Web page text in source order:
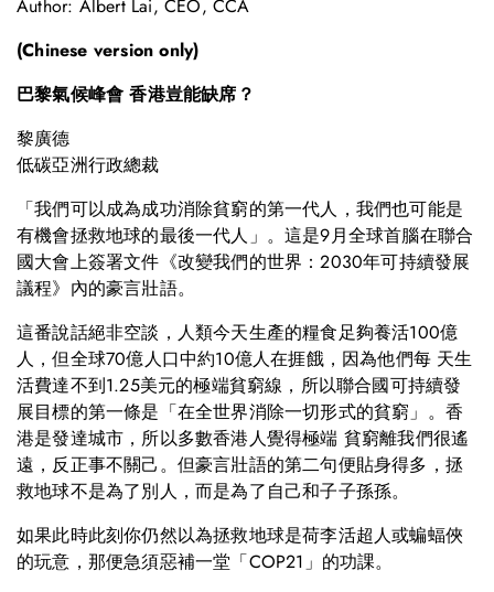
Author: Albert Lai, CEO, CCA
(Chinese version only)
巴黎氣候峰會 香港豈能缺席？
黎廣德
低碳亞洲行政總裁
「我們可以成為成功消除貧窮的第一代人，我們也可能是
有機會拯救地球的最後一代人」。這是9月全球首腦在聯合
國大會上簽署文件《改變我們的世界：2030年可持續發展
議程》內的豪言壯語。
這番說話絕非空談，人類今天生產的糧食足夠養活100億
人，但全球70億人口中約10億人在捱餓，因為他們每 天生
活費達不到1.25美元的極端貧窮線，所以聯合國可持續發
展目標的第一條是「在全世界消除一切形式的貧窮」。香
港是發達城市，所以多數香港人覺得極端 貧窮離我們很遙
遠，反正事不關己。但豪言壯語的第二句便貼身得多，拯
救地球不是為了別人，而是為了自己和子子孫孫。
如果此時此刻你仍然以為拯救地球是荷李活超人或蝙蝠俠
的玩意，那便急須惡補一堂「COP21」的功課。